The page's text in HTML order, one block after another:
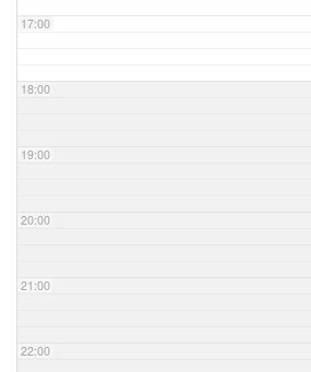
17:00
18:00
19:00
20:00
21:00
22:00